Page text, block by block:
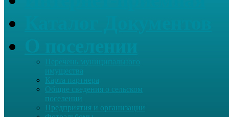
Перечень муниципального
имущества
Карта партнера
Общие сведения о сельском
поселении
Предприятия и организации